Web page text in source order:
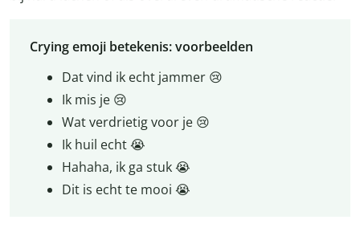
Crying emoji betekenis: voorbeelden
Dat vind ik echt jammer 😢
Ik mis je 😢
Wat verdrietig voor je 😢
Ik huil echt 😭
Hahaha, ik ga stuk 😭
Dit is echt te mooi 😭